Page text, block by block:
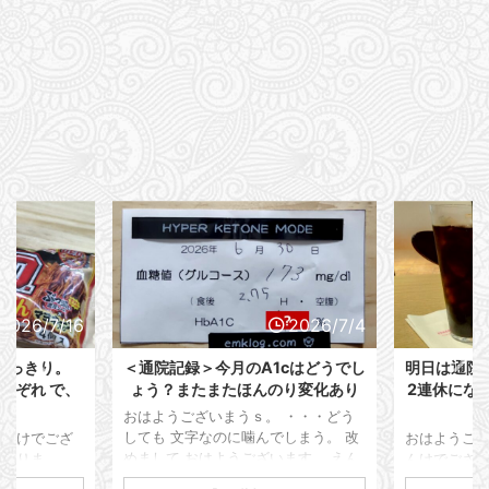
2026/7/16
きり。
ぞれ で、
けでござ
りま
圏は梅雨
2026/7/4
＜通院記録＞今月のA1cはどうでし
ょう？またまたほんのり変化あり
おはようございまうｓ。 ・・・どう
しても 文字なのに噛んでしまう。 改
めまして おはようございます。 えん
けでございます。 本日は通院記録を
明日は通院
2連休にな
おはようご
んけでござ
年も間もな